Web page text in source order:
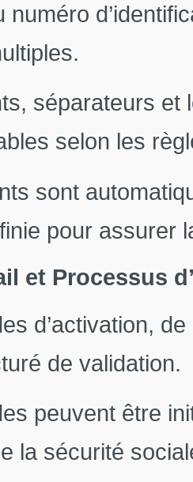
numéro
séparateurs et
selon les
sont
pour assurer
et Processus
d’activation,
de validation.
peuvent être
la sécurité